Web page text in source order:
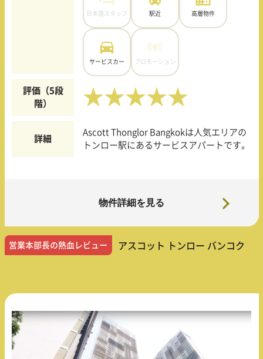
日本語スタッフ 駅近 高層物件
サービスカー プロモーション
評価（5段
階）
★★★★★
詳細
Ascott Thonglor Bangkokは人気エリアの
トンロー駅にあるサービスアパートです。
物件詳細を見る
営業本部長の熱血レビュー アスコット トンロー バンコク